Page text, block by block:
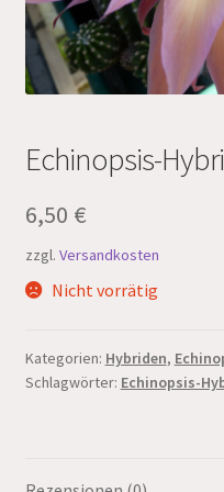
Echinopsis-
6,50 €
zzgl. Versandkosten
Nicht vorrätig
Kategorien: Hybriden,
Schlagwörter: Echinopsis-